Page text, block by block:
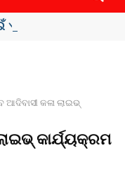
ସର୍ତ୍ତ ରଖିଲା ...
ଆଦିବାସୀ କଳା ଲାଇଭ୍
କାର୍ଯ୍ୟକ୍ରମ